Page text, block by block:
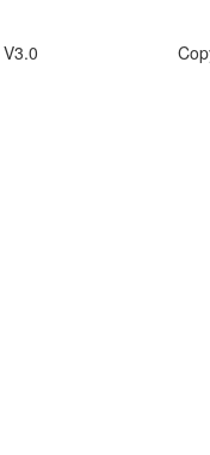
V3.0